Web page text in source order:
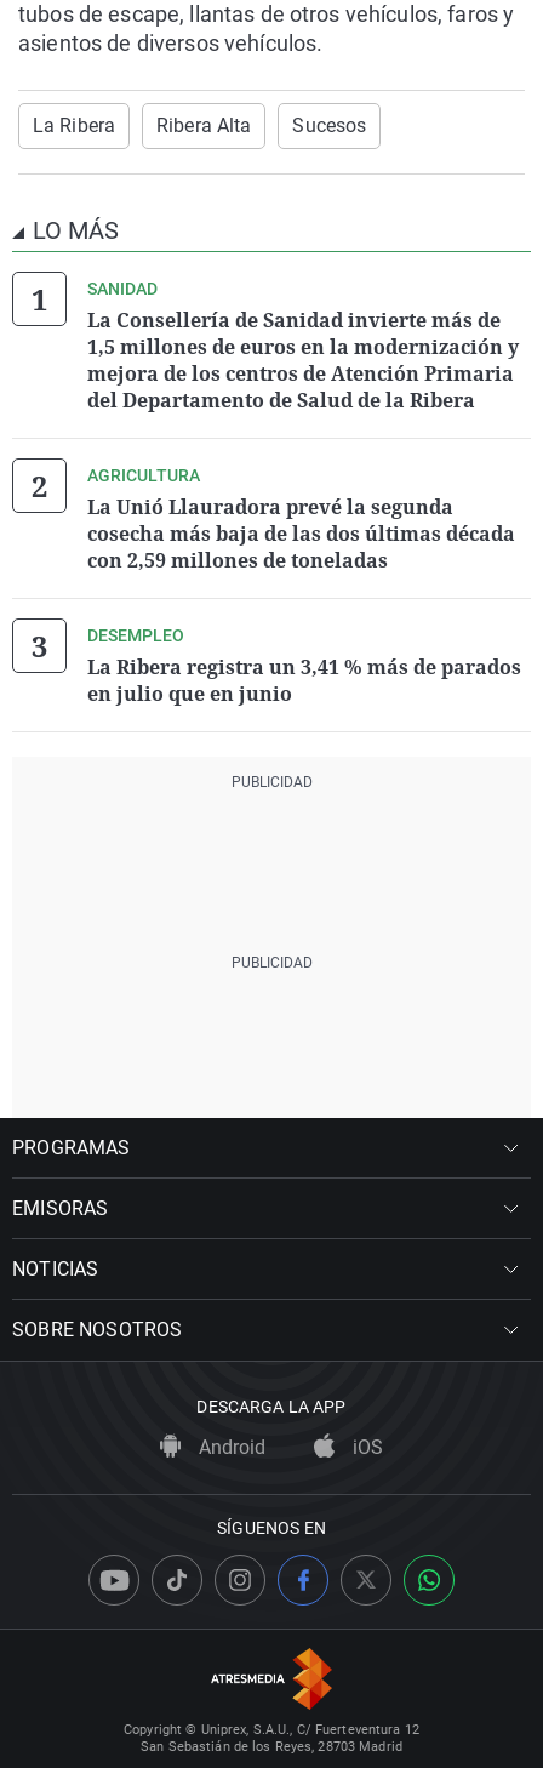
tubos de escape, llantas de otros vehículos, faros y
asientos de diversos vehículos.
La Ribera Ribera Alta Sucesos
LO MÁS
SANIDAD
La Consellería de Sanidad invierte más de
1,5 millones de euros en la modernización y
mejora de los centros de Atención Primaria
del Departamento de Salud de la Ribera
AGRICULTURA
La Unió Llauradora prevé la segunda
cosecha más baja de las dos últimas década
con 2,59 millones de toneladas
DESEMPLEO
La Ribera registra un 3,41 % más de parados
en julio que en junio
PROGRAMAS
EMISORAS
NOTICIAS
SOBRE NOSOTROS
DESCARGA LA APP
Android iOS
SÍGUENOS EN
Copyright © Uniprex, S.A.U., C/ Fuerteventura 12
San Sebastián de los Reyes, 28703 Madrid